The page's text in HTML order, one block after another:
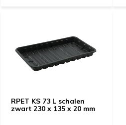
RPET KS 73 L schalen
zwart 230 x 135 x 20 mm